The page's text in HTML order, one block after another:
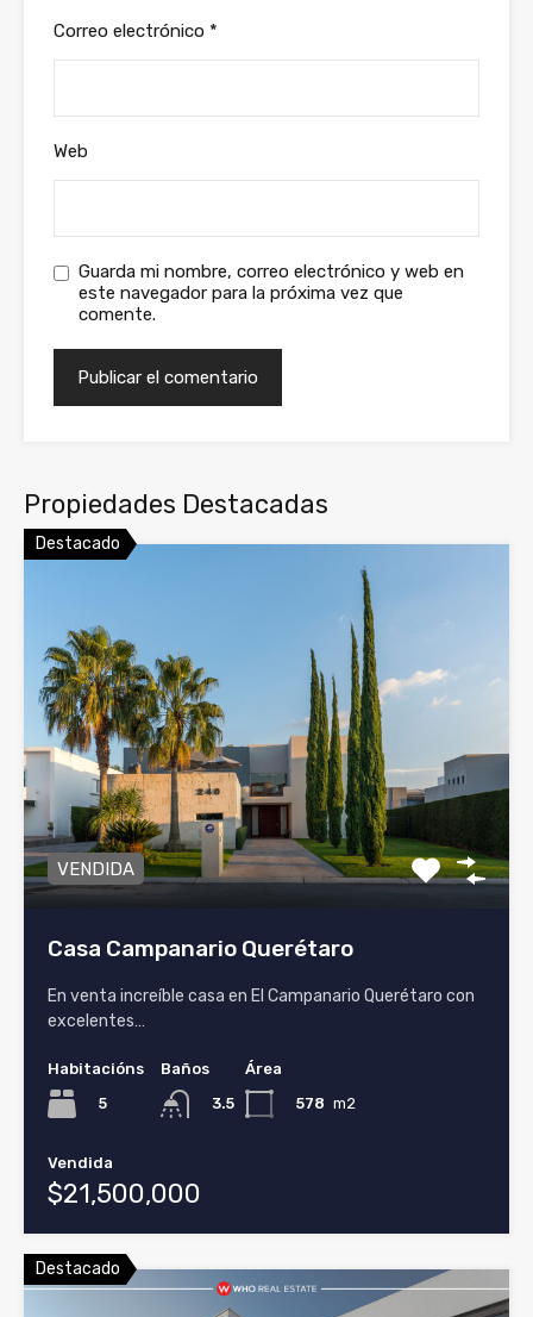
Correo electrónico *
Web
Guarda mi nombre, correo electrónico y web en
este navegador para la próxima vez que
comente.
Propiedades Destacadas
Destacado
VENDIDA
Casa Campanario Querétaro
En venta increíble casa en El Campanario Querétaro con
excelentes…
Habitacións
5
Baños
3.5
Área
578 m2
Vendida
$21,500,000
Destacado